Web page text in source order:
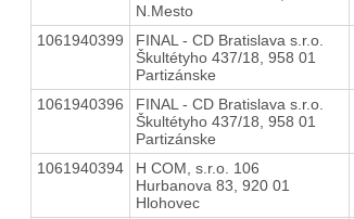
N.Mesto
1061940399
FINAL - CD Bratislava s.r.o.
Škultétyho 437/18, 958 01
Partizánske
1061940396
FINAL - CD Bratislava s.r.o.
Škultétyho 437/18, 958 01
Partizánske
1061940394
H COM, s.r.o. 106
Hurbanova 83, 920 01
Hlohovec